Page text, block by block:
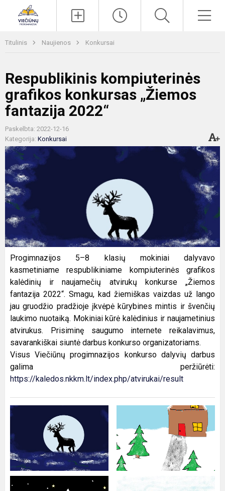
Titulinis Naujienos Konkursai
Respublikinis kompiuterinės
grafikos konkursas „Žiemos
fantazija 2022“
Paskelbta: 2022-12-16
Kategorija: Konkursai
Progimnazijos 5–8 klasių mokiniai dalyvavo
kasmetiniame respublikiniame kompiuterinės grafikos
kalėdinių ir naujamečių atvirukų konkurse „Žiemos
fantazija 2022“. Smagu, kad žiemiškas vaizdas už lango
jau gruodžio pradžioje įkvėpė kūrybines mintis ir švenčių
laukimo nuotaiką. Mokiniai kūrė kalėdinius ir naujametinius
atvirukus. Prisiminę saugumo internete reikalavimus,
savarankiškai siuntė darbus konkurso organizatoriams.
Visus Viečiūnų progimnazijos konkurso dalyvių darbus
galima peržiūrėti:
https://kaledos.nkkm.lt/index.php/atvirukai/result